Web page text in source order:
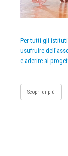
Per tutti gli istituti
usufruire
e aderire al
Scopri di più